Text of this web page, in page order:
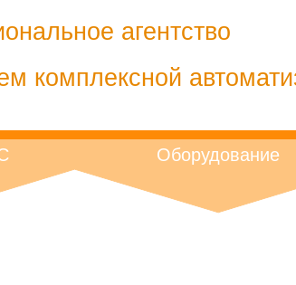
агентство
комплексной
Оборудование